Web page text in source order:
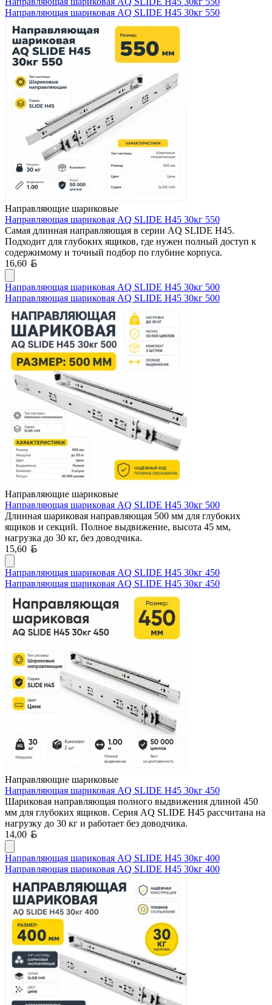
Направляющая шариковая AQ SLIDE H45 30кг 550
Направляющие шариковые
Направляющая шариковая AQ SLIDE H45 30кг 550
Самая длинная направляющая в серии AQ SLIDE H45.
Подходит для глубоких ящиков, где нужен полный доступ к
содержимому и точный подбор по глубине корпуса.
16,60
Направляющая шариковая AQ SLIDE H45 30кг 500
Направляющая шариковая AQ SLIDE H45 30кг 500
Направляющие шариковые
Направляющая шариковая AQ SLIDE H45 30кг 500
Длинная шариковая направляющая 500 мм для глубоких
ящиков и секций. Полное выдвижение, высота 45 мм,
нагрузка до 30 кг, без доводчика.
15,60
Направляющая шариковая AQ SLIDE H45 30кг 450
Направляющая шариковая AQ SLIDE H45 30кг 450
Направляющие шариковые
Направляющая шариковая AQ SLIDE H45 30кг 450
Шариковая направляющая полного выдвижения длиной 450
мм для глубоких ящиков. Серия AQ SLIDE H45 рассчитана на
нагрузку до 30 кг и работает без доводчика.
14,00
Направляющая шариковая AQ SLIDE H45 30кг 400
Направляющая шариковая AQ SLIDE H45 30кг 400